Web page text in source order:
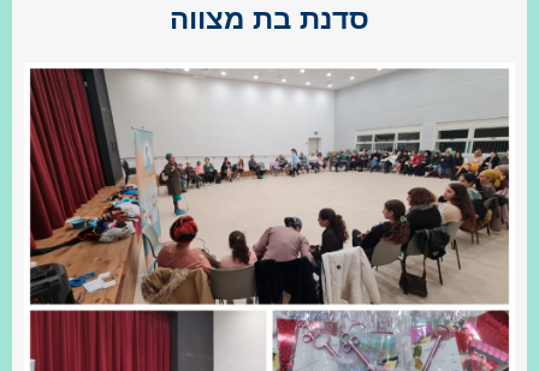
סדנת בת מצווה